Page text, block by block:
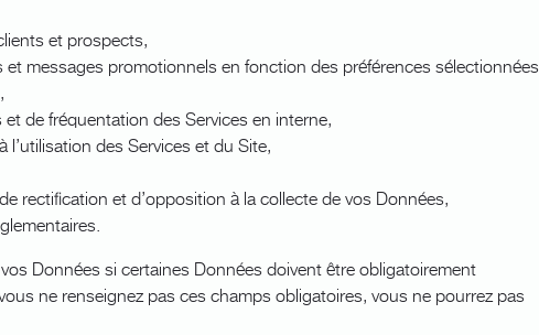
et prospects,
messages promotionnels en fonction des préférences sélectionnées
de fréquentation des Services en interne,
des Services et du Site,
rectification et d’opposition à la collecte de vos Données,
Données si certaines Données doivent être obligatoirement
ne renseignez pas ces champs obligatoires, vous ne pourrez pas